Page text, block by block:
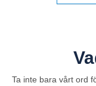
Ta inte bara vårt ord